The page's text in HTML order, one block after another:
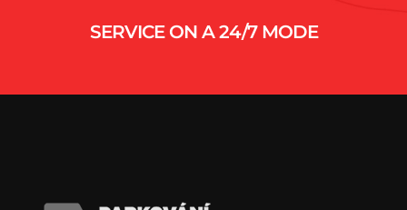
SERVICE ON A 24/7 MODE